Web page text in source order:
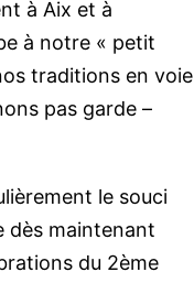
à Aix et à
à notre « petit
traditions en voie
pas garde –
le souci
dès maintenant
du 2ème